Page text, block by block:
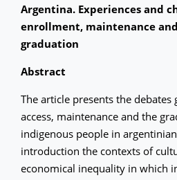
Argentina. Experiences and
enrollment, maintenance
graduation
Abstract
The article presents the
access, maintenance and the
indigenous people in
introduction the contexts of
economical inequality in which